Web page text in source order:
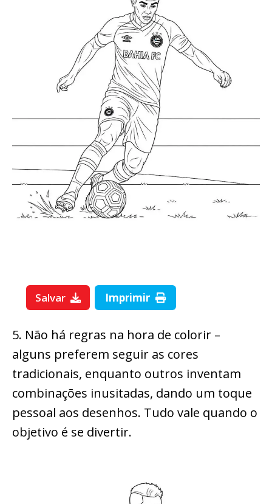
Salvar Imprimir
5. Não há regras na hora de colorir –
alguns preferem seguir as cores
tradicionais, enquanto outros inventam
combinações inusitadas, dando um toque
pessoal aos desenhos. Tudo vale quando o
objetivo é se divertir.